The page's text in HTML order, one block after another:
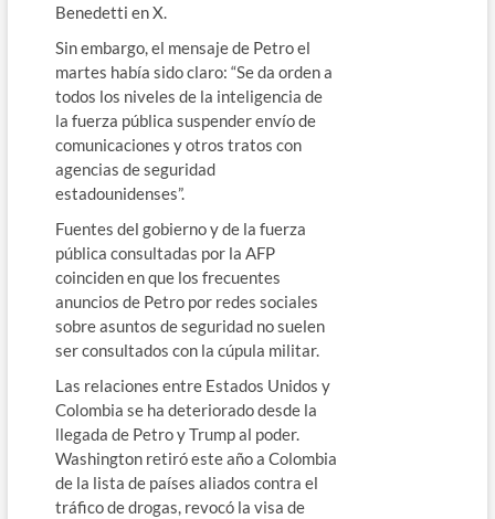
Benedetti en X.
Sin embargo, el mensaje de Petro el
martes había sido claro: “Se da orden a
todos los niveles de la inteligencia de
la fuerza pública suspender envío de
comunicaciones y otros tratos con
agencias de seguridad
estadounidenses”.
Fuentes del gobierno y de la fuerza
pública consultadas por la AFP
coinciden en que los frecuentes
anuncios de Petro por redes sociales
sobre asuntos de seguridad no suelen
ser consultados con la cúpula militar.
Las relaciones entre Estados Unidos y
Colombia se ha deteriorado desde la
llegada de Petro y Trump al poder.
Washington retiró este año a Colombia
de la lista de países aliados contra el
tráfico de drogas, revocó la visa de